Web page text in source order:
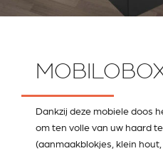
Dankzij deze mobiele doos
om ten volle van uw haard
(aanmaakblokjes, klein